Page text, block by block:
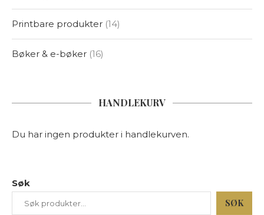
Printbare produkter 14
Bøker & e-bøker 16
HANDLEKURV
Du har ingen produkter i handlekurven.
Søk
SØK